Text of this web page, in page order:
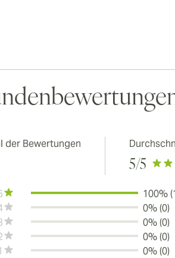
der Bewertungen
5/5
100%
0% (0)
0% (0)
0% (0)
0% (0)